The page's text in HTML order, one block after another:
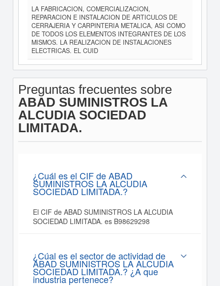
LA FABRICACION, COMERCIALIZACION,
REPARACION E INSTALACION DE ARTICULOS DE
CERRAJERIA Y CARPINTERIA METALICA, ASI COMO
DE TODOS LOS ELEMENTOS INTEGRANTES DE LOS
MISMOS. LA REALIZACION DE INSTALACIONES
ELECTRICAS. EL CUID
Preguntas frecuentes sobre
ABAD SUMINISTROS LA
ALCUDIA SOCIEDAD
LIMITADA.
¿Cuál es el CIF de ABAD
SUMINISTROS LA ALCUDIA
SOCIEDAD LIMITADA.?
El CIF de ABAD SUMINISTROS LA ALCUDIA
SOCIEDAD LIMITADA. es B98629298
¿Cúal es el sector de actividad de
ABAD SUMINISTROS LA ALCUDIA
SOCIEDAD LIMITADA.? ¿A que
industria pertenece?